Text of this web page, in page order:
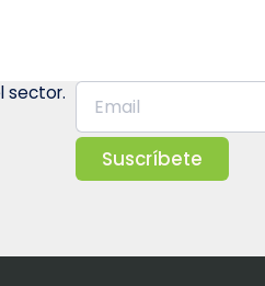
sector.
Suscríbete